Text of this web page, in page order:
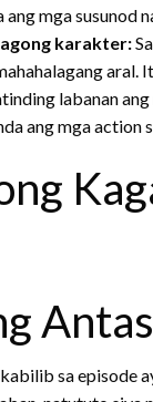
ang mga
karakter:
aral.
labanan
ang mga action
sa episode